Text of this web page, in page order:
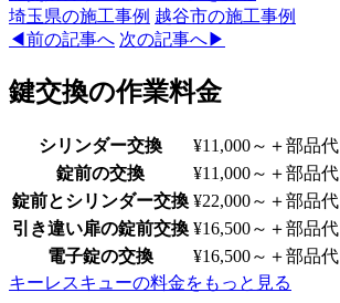
埼玉県の施工事例 越谷市の施工事例
◀前の記事へ 次の記事へ▶
鍵交換の作業料金
シリンダー交換 ¥11,000～ ＋部品代
錠前の交換
¥11,000～ ＋部品代
錠前とシリンダー交換 ¥22,000～ ＋部品代
引き違い扉の錠前交換 ¥16,500～ ＋部品代
電子錠の交換
¥16,500～ ＋部品代
キーレスキューの料金をもっと見る